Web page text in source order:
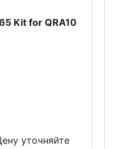
Kit for QRA10
уточняйте